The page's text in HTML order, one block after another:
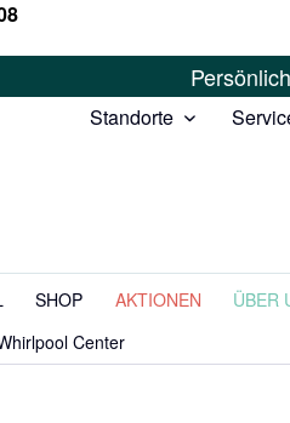
Standorte
SHOP AKTIONEN ÜBER
Center